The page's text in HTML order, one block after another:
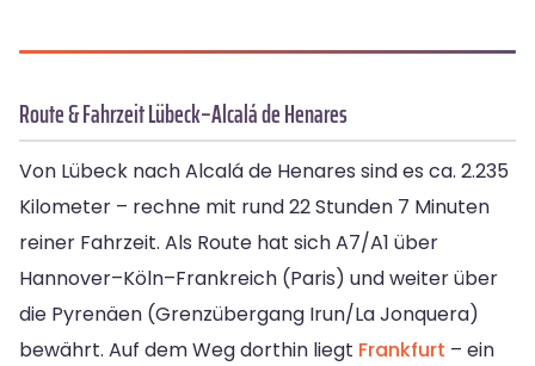
Route & Fahrzeit Lübeck–Alcalá de Henares
Von Lübeck nach Alcalá de Henares sind es ca. 2.235
Kilometer – rechne mit rund 22 Stunden 7 Minuten
reiner Fahrzeit. Als Route hat sich A7/A1 über
Hannover–Köln–Frankreich (Paris) und weiter über
die Pyrenäen (Grenzübergang Irun/La Jonquera)
bewährt. Auf dem Weg dorthin liegt Frankfurt – ein